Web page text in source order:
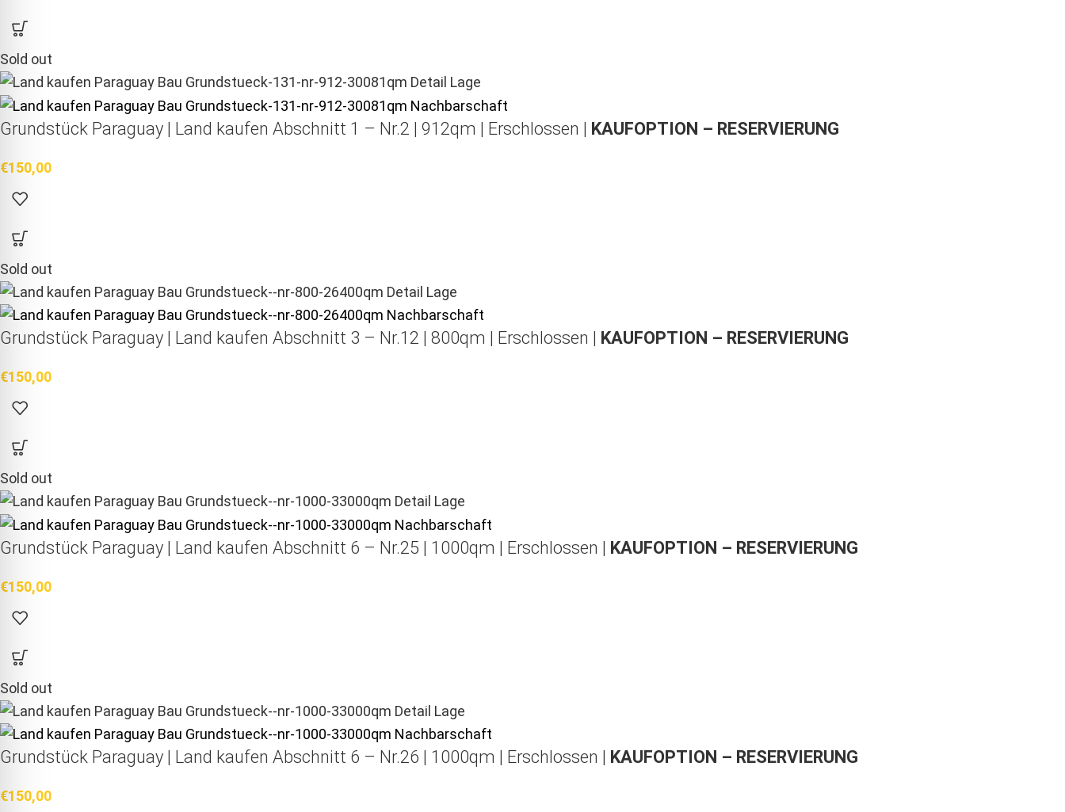
Sold out
Grundstück Paraguay | Land kaufen Abschnitt 1 – Nr.2 | 912qm | Erschlossen | KAUFOPTION – RESERVIERUNG
€150,00
Sold out
Grundstück Paraguay | Land kaufen Abschnitt 3 – Nr.12 | 800qm | Erschlossen | KAUFOPTION – RESERVIERUNG
€150,00
Sold out
Grundstück Paraguay | Land kaufen Abschnitt 6 – Nr.25 | 1000qm | Erschlossen | KAUFOPTION – RESERVIERUNG
€150,00
Sold out
Grundstück Paraguay | Land kaufen Abschnitt 6 – Nr.26 | 1000qm | Erschlossen | KAUFOPTION – RESERVIERUNG
€150,00